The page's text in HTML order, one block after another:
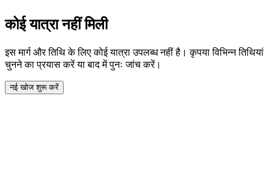
कोई यात्रा नहीं मिली
इस मार्ग और तिथि के लिए कोई यात्रा उपलब्ध नहीं है। कृपया विभिन्न तिथियां
चुनने का प्रयास करें या बाद में पुनः जांच करें।
नई खोज शुरू करें